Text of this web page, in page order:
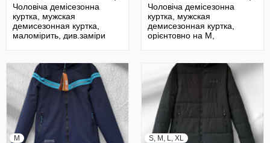
Чоловіча демісезонна
куртка, мужская
демисезонная куртка,
маломірить, див.заміри
Чоловіча демісезонна
куртка, мужская
демисезонная куртка,
орієнтовно на М,
M S, M, L, XL